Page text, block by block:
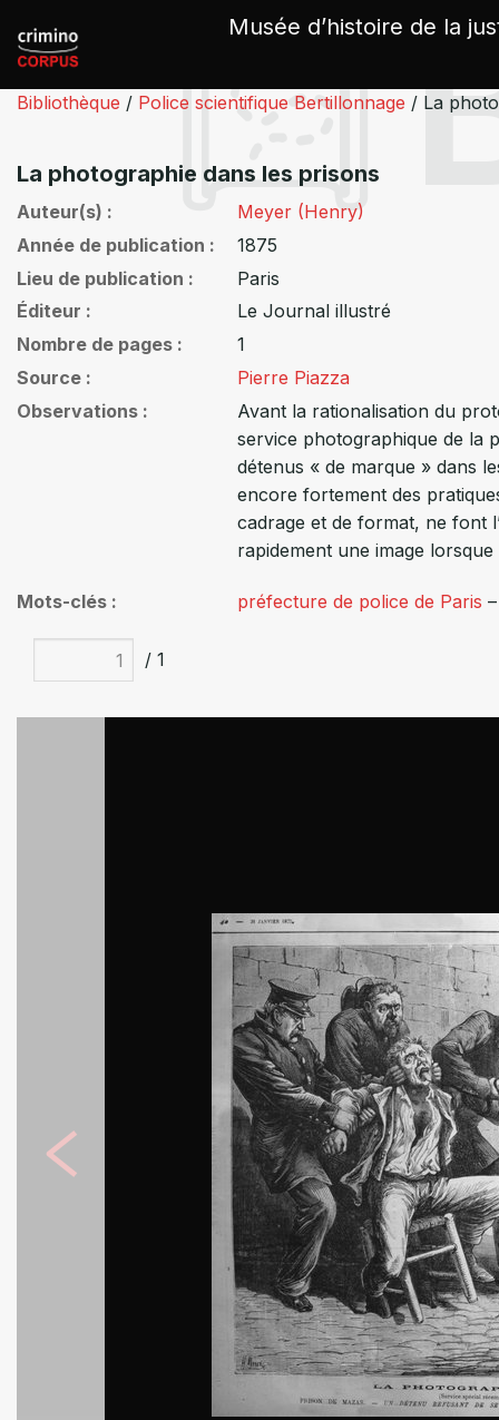
Musée d’histoire de la
Bibliothèque / Police scientifique Bertillonnage / La
La photographie dans les prisons
Auteur(s)
Meyer (Henry)
Année de publication
1875
Lieu de publication
Paris
Éditeur
Le Journal illustré
Nombre de pages
1
Source
Pierre Piazza
Observations
Avant la rationalisation du
service photographique de la
détenus « de marque » dans
encore fortement des
cadrage et de format, ne font
rapidement une image
Mots-clés préfecture de police de Paris
/ 1
Panneau de gestion des cookies